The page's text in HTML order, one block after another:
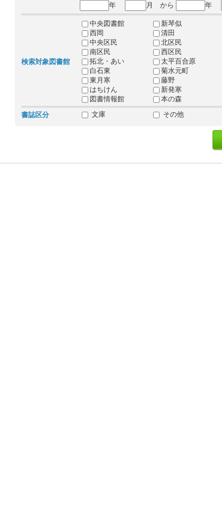
年
月 から 年
検索対象図書館
中央図書館
新琴似
西岡
清田
中央区民
北区民
南区民
西区民
拓北・あい
太平百合原
白石東
菊水元町
東月寒
藤野
はちけん
新発寒
図書情報館
本の森
書誌区分
文庫 その他